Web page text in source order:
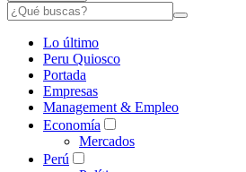
Lo último
Peru Quiosco
Portada
Empresas
Management & Empleo
Economía
Mercados
Perú